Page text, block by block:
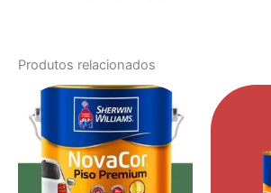
Produtos relacionados